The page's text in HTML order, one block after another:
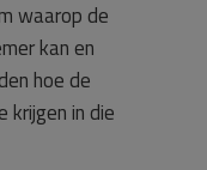
waarop de
kan en
hoe de
in die